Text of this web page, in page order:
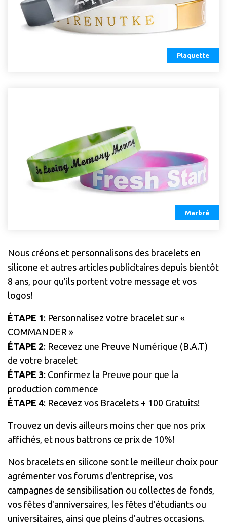
Plaquette
Marbré
Nous créons et personnalisons des bracelets en
silicone et autres articles publicitaires depuis bientôt
8 ans, pour qu'ils portent votre message et vos
logos!
ÉTAPE 1: Personnalisez votre bracelet sur «
COMMANDER »
ÉTAPE 2: Recevez une Preuve Numérique (B.A.T)
de votre bracelet
ÉTAPE 3: Confirmez la Preuve pour que la
production commence
ÉTAPE 4: Recevez vos Bracelets + 100 Gratuits!
Trouvez un devis ailleurs moins cher que nos prix
affichés, et nous battrons ce prix de 10%!
Nos bracelets en silicone sont le meilleur choix pour
agrémenter vos forums d'entreprise, vos
campagnes de sensibilisation ou collectes de fonds,
vos fêtes d'anniversaires, les fêtes d'étudiants ou
universitaires, ainsi que pleins d'autres occasions.